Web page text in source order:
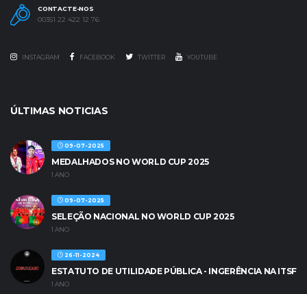
CONTACTE-NOS
00351 22 422 12 76
INSTAGRAM FACEBOOK TWITTER YOUTUBE
ÚLTIMAS NOTICIAS
09-07-2025
MEDALHADOS NO WORLD CUP 2025
1 ANO
09-07-2025
SELEÇÃO NACIONAL NO WORLD CUP 2025
1 ANO
26-11-2024
ESTATUTO DE UTILIDADE PÚBLICA - INGERÊNCIA NA ITSF
1 ANO